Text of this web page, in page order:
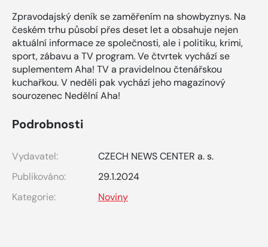
Zpravodajský deník se zaměřením na showbyznys. Na
českém trhu působí přes deset let a obsahuje nejen
aktuální informace ze společnosti, ale i politiku, krimi,
sport, zábavu a TV program. Ve čtvrtek vychází se
suplementem Aha! TV a pravidelnou čtenářskou
kuchařkou. V neděli pak vychází jeho magazínový
sourozenec Nedělní Aha!
Podrobnosti
Vydavatel:
CZECH NEWS CENTER a. s.
Publikováno:
29.1.2024
Kategorie:
Noviny